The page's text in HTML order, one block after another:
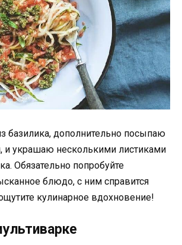
базилика, дополнительно посыпаю
украшаю несколькими листиками
Обязательно попробуйте
блюдо, с ним справится
кулинарное вдохновение!